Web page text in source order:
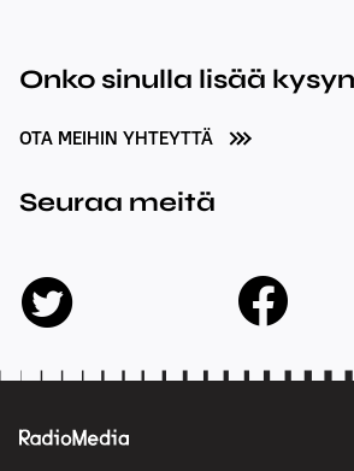
Onko sinulla lisää
OTA MEIHIN YHTEYTTÄ
Seuraa meitä
twitter